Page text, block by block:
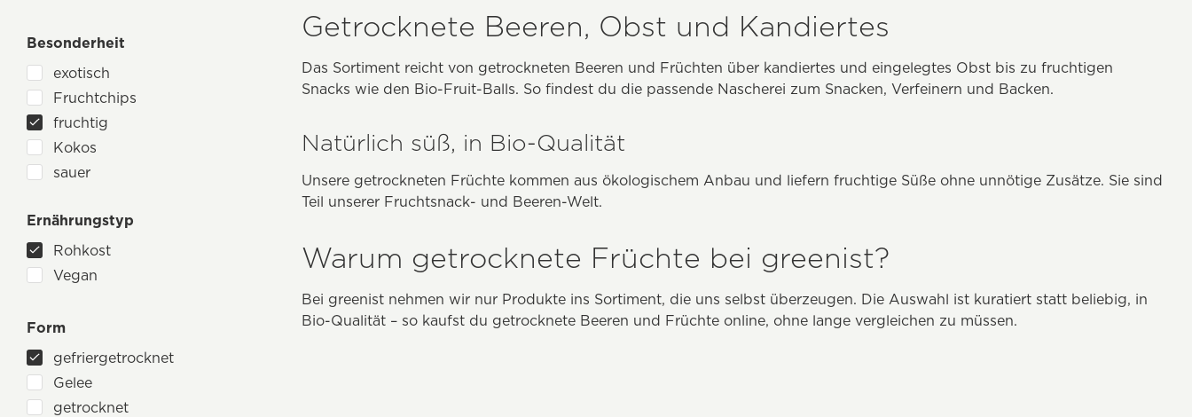
Zitrone
Zitronenschale
ohne Karotte
ohne Koriander
ohne Krebstiere
ohne Kreuzkümmel
ohne Kümmel
ohne Liebstöckel
ohne Mais
ohne Milch
ohne Milcheiweiß
ohne Petersilie
ohne Rindfleisch
ohne Roggen
ohne Schalenfrüchte
Besonderheit
exotisch
Fruchtchips
fruchtig
Kokos
sauer
süß
Ernährungstyp
Rohkost
Vegan
Form
gefriergetrocknet
Gelee
getrocknet
Getrocknete Beeren, Obst und Kandiertes
Das Sortiment reicht von getrockneten Beeren und Früchten über kandiertes und eingelegtes Obst bis zu fruchtigen
Snacks wie den Bio-Fruit-Balls. So findest du die passende Nascherei zum Snacken, Verfeinern und Backen.
Natürlich süß, in Bio-Qualität
Unsere getrockneten Früchte kommen aus ökologischem Anbau und liefern fruchtige Süße ohne unnötige Zusätze. Sie sind
Teil unserer Fruchtsnack- und Beeren-Welt.
Warum getrocknete Früchte bei greenist?
Bei greenist nehmen wir nur Produkte ins Sortiment, die uns selbst überzeugen. Die Auswahl ist kuratiert statt beliebig, in
Bio-Qualität – so kaufst du getrocknete Beeren und Früchte online, ohne lange vergleichen zu müssen.